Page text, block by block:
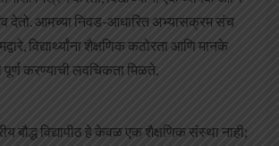
देतो. आमच्या निवड-आधारित अभ्यासक्रम संच
विद्यार्थ्यांना शैक्षणिक कठोरता आणि मानके
पूर्ण करण्याची लवचिकता मिळते.
बौद्ध विद्यापीठ हे केवळ एक शैक्षणिक संस्था नाही;